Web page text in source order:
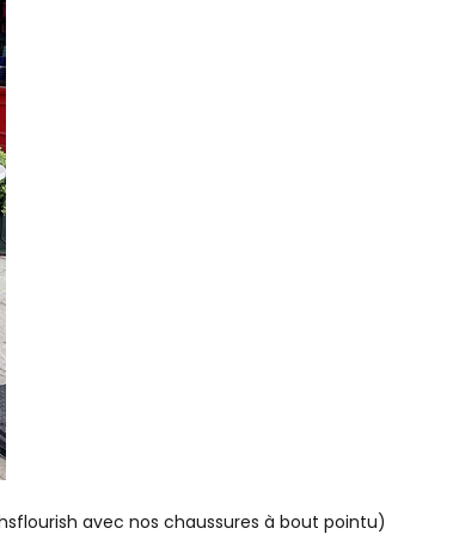
avec nos chaussures à bout pointu)